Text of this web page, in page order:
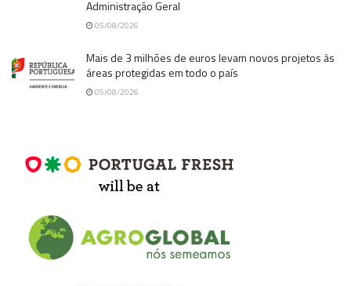
Administração Geral
05/08/2026
Mais de 3 milhões de euros levam novos projetos às
áreas protegidas em todo o país
05/08/2026